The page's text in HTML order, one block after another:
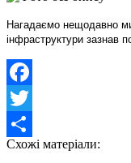
Нагадаємо нещодавно
інфраструктури зазнав
Facebook
Twitter
Share
Схожі матеріали: